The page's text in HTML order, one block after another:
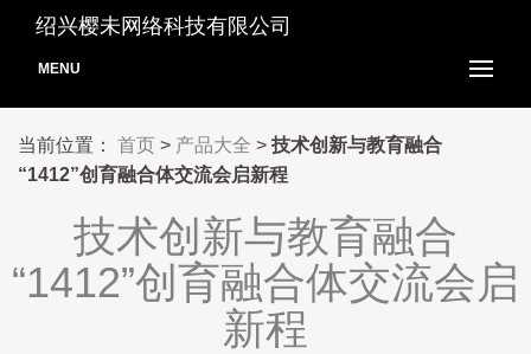
绍兴樱未网络科技有限公司
MENU
当前位置： 首页 > 产品大全 > 技术创新与教育融合
“1412”创育融合体交流会启新程
技术创新与教育融合
“1412”创育融合体交流会启
新程